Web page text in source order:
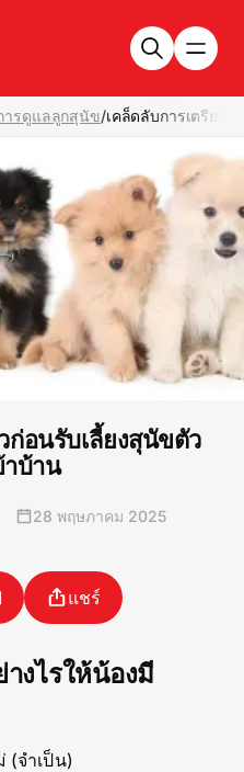
ารดูแลลูกสุนัข/เคล็ดลับการเตรียม
ก่อนรับเลี้ยงสุนัขตัว
าบ้าน
28 พฤษภาคม 2025
แชร์
งไรให้น้องมี
(จำเป็น)